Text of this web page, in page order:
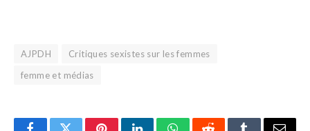
AJPDH
Critiques sexistes sur les femmes
femme et médias